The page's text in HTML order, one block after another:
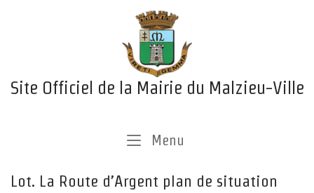
Home
Site Officiel de la Mairie du Malzieu-Ville
Menu
Lot. La Route d’Argent plan de situation